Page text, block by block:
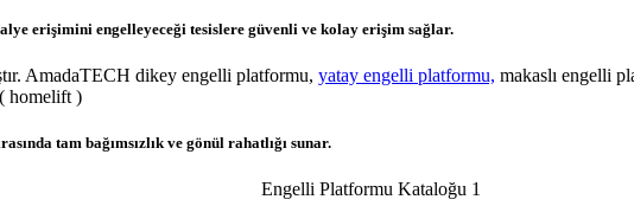
erişimini engelleyeceği tesislere güvenli ve kolay erişim sağlar.
AmadaTECH dikey engelli platformu, yatay engelli platformu, makaslı engelli
homelift )
tam bağımsızlık ve gönül rahatlığı sunar.
Engelli Platformu Kataloğu 1